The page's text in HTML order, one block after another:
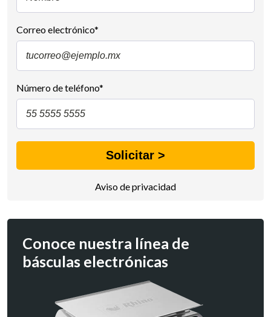
Correo electrónico*
Número de teléfono*
Aviso de privacidad
Conoce nuestra línea de
básculas electrónicas